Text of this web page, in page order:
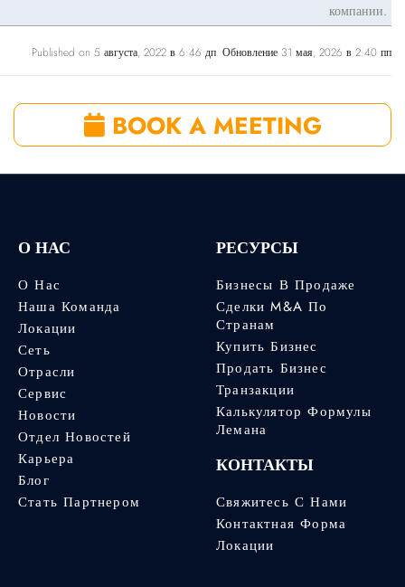
компании.
Published on 5 августа, 2022 в 6:46 дп. Обновление 31 мая, 2026 в 2:40 пп
BOOK A MEETING
О НАС
О Нас
Наша Команда
Локации
Сеть
Отрасли
Сервис
Новости
Отдел Новостей
Карьера
Блог
Стать Партнером
РЕСУРСЫ
Бизнесы В Продаже
Сделки M&A По
Странам
Купить Бизнес
Продать Бизнес
Транзакции
Калькулятор Формулы
Лемана
КОНТАКТЫ
Свяжитесь С Нами
Контактная Форма
Локации